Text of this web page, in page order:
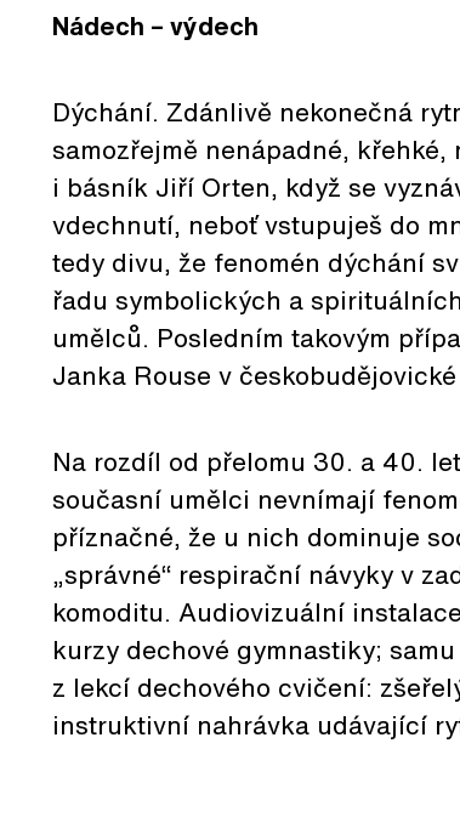
Nádech – výdech
Dýchání. Zdánlivě nekonečná
samozřejmě nenápadné,
i básník Jiří Orten, když se
vdechnutí, neboť vstupuješ do
tedy divu, že fenomén dýchání
řadu symbolických a
umělců. Posledním takovým
Janka Rouse v
Na rozdíl od přelomu 30. a 40.
současní umělci nevnímají
příznačné, že u nich dominuje
„správné“ respirační návyky v
komoditu. Audiovizuální
kurzy dechové gymnastiky;
z lekcí dechového cvičení:
instruktivní nahrávka udávající